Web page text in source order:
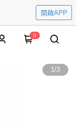
開啟APP
0
1/3